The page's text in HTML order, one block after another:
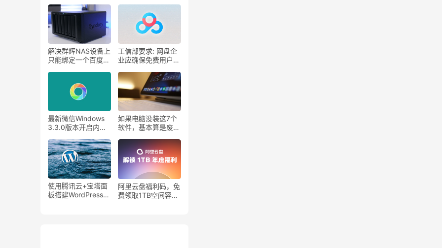
File Recovery ）
解决群辉NAS设备上
只能绑定一个百度网
工信部要求: 网盘企
业应确保免费用户基
最新微信Windows
3.3.0版本开启内
圈了！
如果电脑没装这7个
软件，基本算是废
使用腾讯云+宝塔面
板搭建WordPress网
阿里云盘福利码，免
费领取1TB空间容